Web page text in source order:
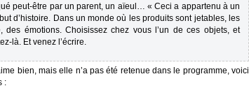
peut-être par un parent, un aïeul… « Ceci a appartenu à un
d’histoire. Dans un monde où les produits sont jetables, les
des émotions. Choisissez chez vous l’un de ces objets, et
là. Et venez l’écrire.
bien, mais elle n’a pas été retenue dans le programme, voici
: